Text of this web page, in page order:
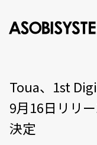
Toua、1st
9月16日リリ
決定